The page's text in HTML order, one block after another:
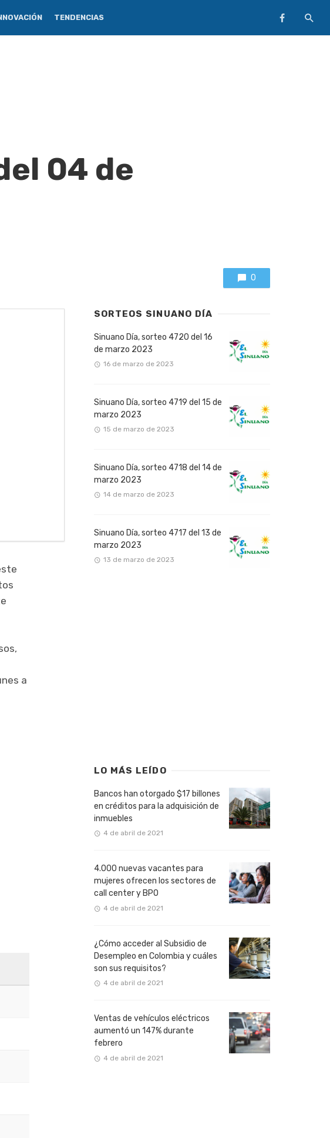
TENDENCIAS
04 de
0
a
SORTEOS SINUANO DÍA
Sinuano Día, sorteo 4720 del 16
de marzo 2023
16 de marzo de 2023
Sinuano Día, sorteo 4719 del 15 de
marzo 2023
15 de marzo de 2023
Sinuano Día, sorteo 4718 del 14 de
marzo 2023
14 de marzo de 2023
Sinuano Día, sorteo 4717 del 13 de
marzo 2023
13 de marzo de 2023
LO MÁS LEÍDO
Bancos han otorgado $17 billones
en créditos para la adquisición de
inmuebles
4 de abril de 2021
4.000 nuevas vacantes para
mujeres ofrecen los sectores de
call center y BPO
4 de abril de 2021
¿Cómo acceder al Subsidio de
Desempleo en Colombia y cuáles
son sus requisitos?
4 de abril de 2021
Ventas de vehículos eléctricos
aumentó un 147% durante
febrero
4 de abril de 2021